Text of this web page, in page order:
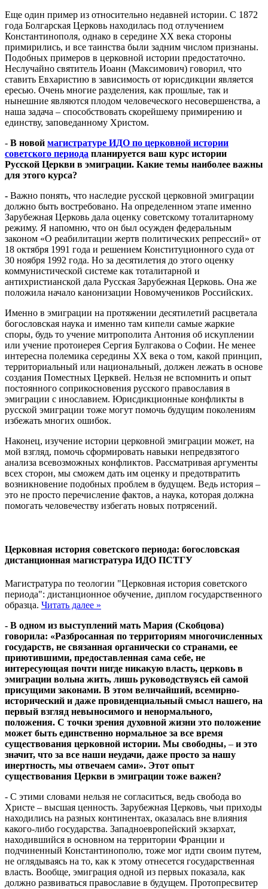
Еще один пример из относительно недавней истории. С 1872
года Болгарская Церковь находилась под отлучением
Константинополя, однако в середине ХХ века стороны
примирились, и все таинства были задним числом признаны.
Подобных примеров в церковной истории предостаточно.
Неслучайно святитель Иоанн (Максимович) говорил, что
ставить Евхаристию в зависимость от юрисдикции является
ересью. Очень многие разделения, как прошлые, так и
нынешние являются плодом человеческого несовершенства, а
наша задача – способствовать скорейшему примирению и
единству, заповеданному Христом.
- В новой магистратуре ИДО по церковной истории
советского периода планируется ваш курс истории
Русской Церкви в эмиграции. Какие темы наиболее важны
для этого курса?
- Важно понять, что наследие русской церковной эмиграции
должно быть востребовано. На определенном этапе именно
Зарубежная Церковь дала оценку советскому тоталитарному
режиму. Я напомню, что он был осужден федеральным
законом «О реабилитации жертв политических репрессий» от
18 октября 1991 года и решением Конституционного суда от
30 ноября 1992 года. Но за десятилетия до этого оценку
коммунистической системе как тоталитарной и
антихристианской дала Русская Зарубежная Церковь. Она же
положила начало канонизации Новомучеников Российских.
Именно в эмиграции на протяжении десятилетий расцветала
богословская наука и именно там кипели самые жаркие
споры, будь то учение митрополита Антония об искуплении
или учение протоиерея Сергия Булгакова о Софии. Не менее
интересна полемика середины ХХ века о том, какой принцип,
территориальный или национальный, должен лежать в основе
создания Поместных Церквей. Нельзя не вспомнить и опыт
постоянного соприкосновения русского православия в
эмиграции с инославием. Юрисдикционные конфликты в
русской эмиграции тоже могут помочь будущим поколениям
избежать многих ошибок.
Наконец, изучение истории церковной эмиграции может, на
мой взгляд, помочь сформировать навыки непредвзятого
анализа всевозможных конфликтов. Рассматривая аргументы
всех сторон, мы сможем дать им оценку и предотвратить
возникновение подобных проблем в будущем. Ведь история –
это не просто перечисление фактов, а наука, которая должна
помогать человечеству избегать новых потрясений.
Церковная история советского периода: богословская
дистанционная магистратура ИДО ПСТГУ
Магистратура по теологии "Церковная история советского
периода": дистанционное обучение, диплом государственного
образца. Читать далее »
- В одном из выступлений мать Мария (Скобцова)
говорила: «Разбросанная по территориям многочисленных
государств, не связанная органически со странами, ее
приютившими, предоставленная сама себе, не
интересующая почти нигде никакую власть, церковь в
эмиграции вольна жить, лишь руководствуясь ей самой
присущими законами. В этом величайший, всемирно-
исторический и даже провиденциальный смысл нашего, на
первый взгляд невыносимого и ненормального,
положения. С точки зрения духовной жизни это положение
может быть единственно нормальное за все время
существования церковной истории. Мы свободны, – и это
значит, что за все наши неудачи, даже просто за нашу
инертность, мы отвечаем сами». Этот опыт
существования Церкви в эмиграции тоже важен?
- С этими словами нельзя не согласиться, ведь свобода во
Христе – высшая ценность. Зарубежная Церковь, чьи приходы
находились на разных континентах, оказалась вне влияния
какого-либо государства. Западноевропейский экзархат,
находившийся в основном на территории Франции и
подчиненный Константинополю, тоже мог идти своим путем,
не оглядываясь на то, как к этому отнесется государственная
власть. Вообще, эмиграция одной из первых показала, как
должно развиваться православие в будущем. Протопресвитер